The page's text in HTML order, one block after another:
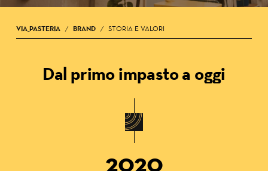
VIA_PASTERIA / BRAND / STORIA E VALORI
Dal primo impasto a oggi
2020